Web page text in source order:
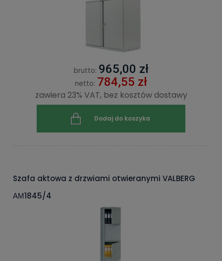
brutto: 965,00 zł
netto: 784,55 zł
zawiera 23% VAT, bez kosztów dostawy
Dodaj do koszyka
Szafa aktowa z drzwiami otwieranymi VALBERG
АМ1845/4